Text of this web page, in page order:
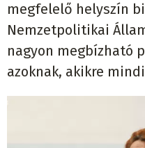
megfelelő helyszín
Nemzetpolitikai
nagyon megbízható
azoknak, akikre